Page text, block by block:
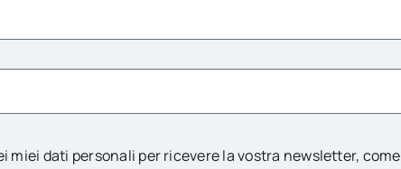
dati personali per ricevere la vostra newsletter, come